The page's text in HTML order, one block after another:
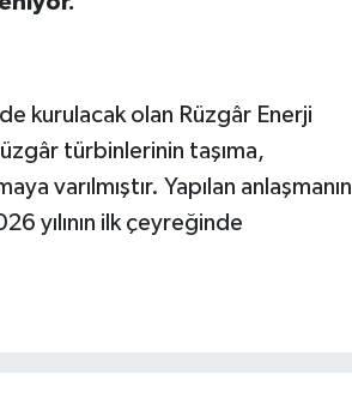
kurulacak olan Rüzgâr Enerji
türbinlerinin taşıma,
varılmıştır. Yapılan anlaşmanın
yılının ilk çeyreğinde